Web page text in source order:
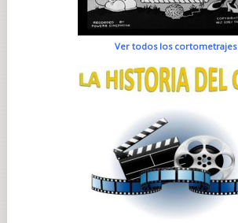
Ver todos los cortometrajes